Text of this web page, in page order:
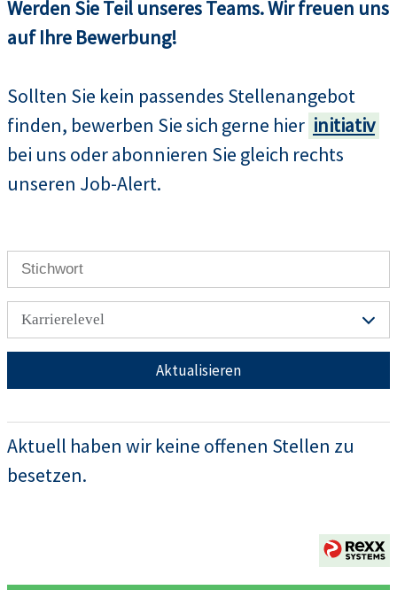
Werden Sie Teil unseres Teams. Wir freuen uns
auf Ihre Bewerbung!
Sollten Sie kein passendes Stellenangebot
finden, bewerben Sie sich gerne hier initiativ
bei uns oder abonnieren Sie gleich rechts
unseren Job-Alert.
Karrierelevel
Aktualisieren
Aktuell haben wir keine offenen Stellen zu
besetzen.